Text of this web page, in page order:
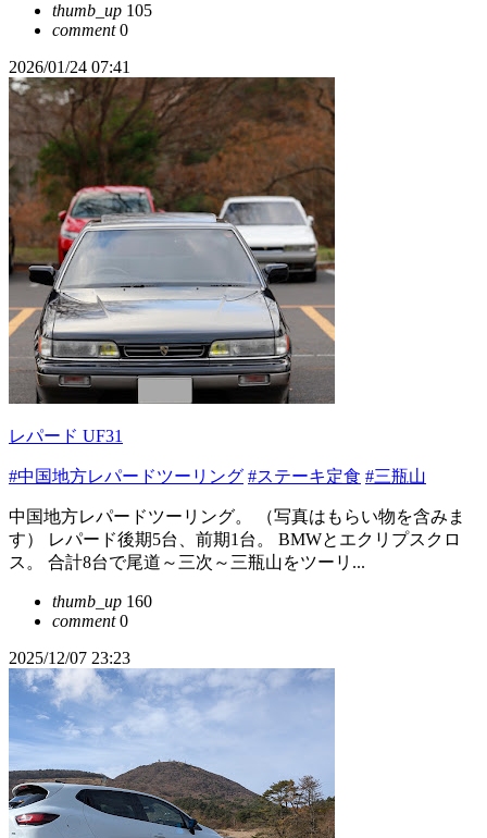
thumb_up 105
comment0
2026/01/24 07:41
レパード UF31
#中国地方レパードツーリング #ステーキ定食 #三瓶山
中国地方レパードツーリング。 （写真はもらい物を含みま
す） レパード後期5台、前期1台。 BMWとエクリプスクロ
ス。 合計8台で尾道～三次～三瓶山をツーリ...
thumb_up 160
comment0
2025/12/07 23:23